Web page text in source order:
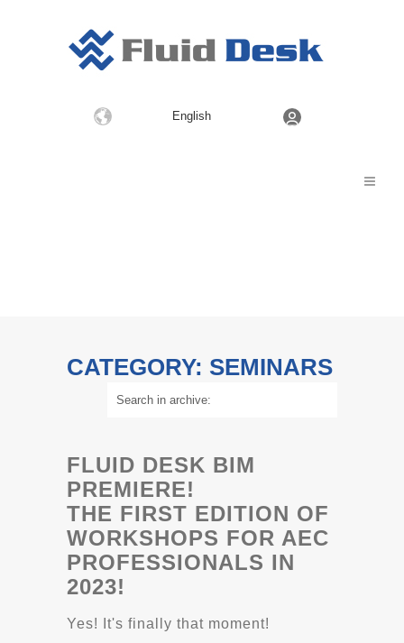
Choose
English
CATEGORY: SEMINARS
FLUID DESK BIM
PREMIERE!
THE FIRST EDITION OF
WORKSHOPS FOR AEC
PROFESSIONALS IN
2023!
Yes! It's finally that moment!